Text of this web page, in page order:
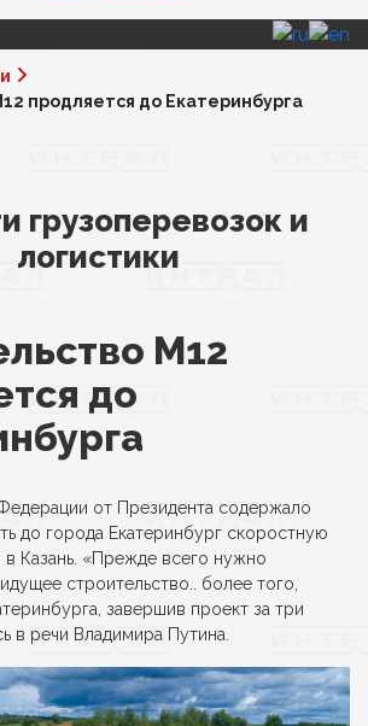
продляется до Екатеринбурга
грузоперевозок и
логистики
М12
до
от Президента содержало
до города Екатеринбург скоростную
Казань. «Прежде всего нужно
строительство.. более того,
завершив проект за три
в речи Владимира Путина.